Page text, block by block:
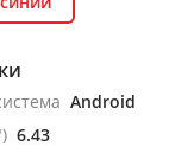
Android
6.43